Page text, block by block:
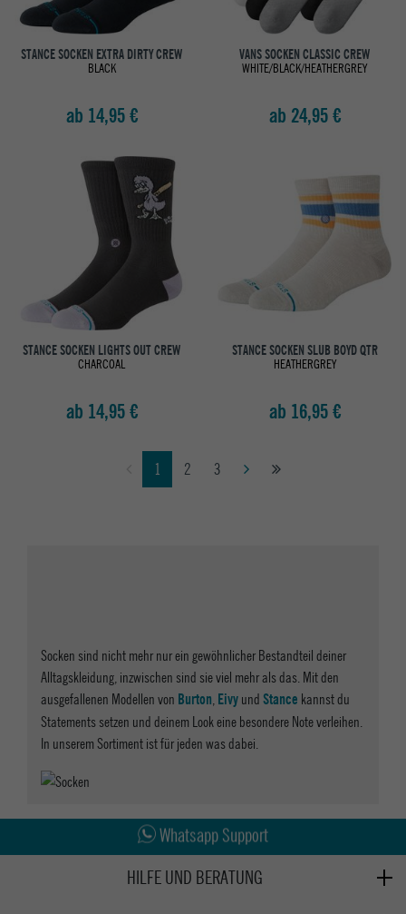
STANCE SOCKEN EXTRA DIRTY CREW
BLACK
ab 14,95 €
VANS SOCKEN CLASSIC CREW
WHITE/BLACK/HEATHERGREY
ab 24,95 €
STANCE SOCKEN LIGHTS OUT CREW
CHARCOAL
ab 14,95 €
STANCE SOCKEN SLUB BOYD QTR
HEATHERGREY
ab 16,95 €
1 2 3
Socken sind nicht mehr nur ein gewöhnlicher Bestandteil deiner
Alltagskleidung, inzwischen sind sie viel mehr als das. Mit den
ausgefallenen Modellen von Burton EivyundStance kannst du
Statements setzen und deinem Look eine besondere Note verleihen.
In unserem Sortiment ist für jeden was dabei.
Kauf auf Rechnung
HILFE UND BERATUNG